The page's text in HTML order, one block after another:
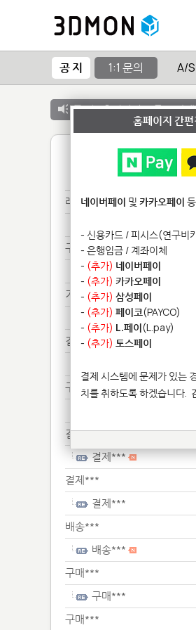
공 지 1:1 문의 A/
공 지 :출력서비스 종료 안내
레진****
구매
구매
기타**************
기타**************
결제***
구매***
결제***
결제***
결제***
결제***
배송***
배송***
구매***
구매***
구매***
홈페이지 간
네이버페이 및 카카오페이 등
- 신용카드 / 피시스(연구비
- 은행입금 / 계좌이체
- (추가) 네이버페이
- (추가) 카카오페이
- (추가) 삼성페이
- (추가) 페이코(PAYCO)
- (추가) L.페이(L.pay)
- (추가) 토스페이
결제 시스템에 문제가 있는
치를 취하도록 하겠습니다.